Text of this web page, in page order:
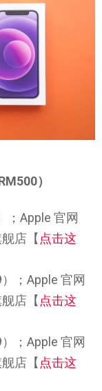
）
；Apple 官网
店【点击这
；Apple 官网
店【点击这
；Apple 官网
店【点击这